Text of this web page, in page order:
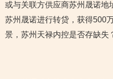
或与关联方供应商苏州晟诺地
苏州晟诺进行转贷，获得500
景，苏州天禄内控是否存缺失